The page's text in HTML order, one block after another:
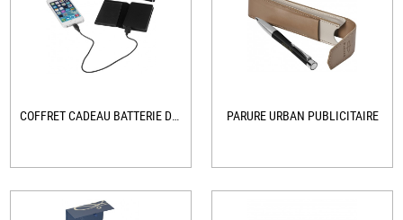
COFFRET CADEAU BATTERIE DE SECOURS ET... PARURE URBAN PUBLICITAIRE